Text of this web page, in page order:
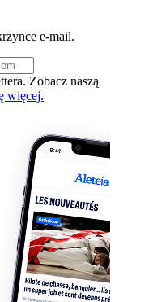
e-mail.
Zobacz naszą
więcej.